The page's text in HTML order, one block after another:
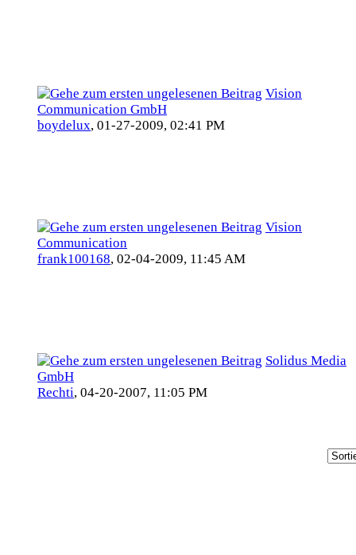
Vision
Communication GmbH
boydelux, 01-27-2009, 02:41 PM
Vision
Communication
frank100168, 02-04-2009, 11:45 AM
Solidus Media
GmbH
Rechti, 04-20-2007, 11:05 PM